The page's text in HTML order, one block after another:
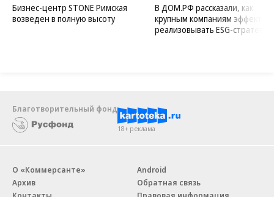
Бизнес-центр STONE Римская
возведен в полную высоту
В ДОМ.РФ рассказали, как
крупным компаниям
реализовывать ESG-стратегию
Благотворительный фонд
18+ реклама
О «Коммерсанте»
Архив
Android
Обратная связь